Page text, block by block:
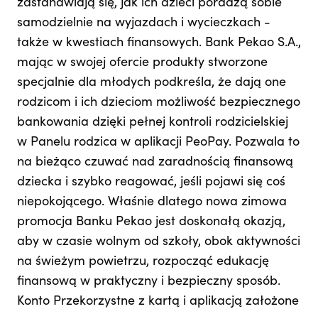
zastanawiają się, jak ich dzieci poradzą sobie
samodzielnie na wyjazdach i wycieczkach -
także w kwestiach finansowych. Bank Pekao S.A.,
mając w swojej ofercie produkty stworzone
specjalnie dla młodych podkreśla, że dają one
rodzicom i ich dzieciom możliwość bezpiecznego
bankowania dzięki pełnej kontroli rodzicielskiej
w Panelu rodzica w aplikacji PeoPay. Pozwala to
na bieżąco czuwać nad zaradnością finansową
dziecka i szybko reagować, jeśli pojawi się coś
niepokojącego. Właśnie dlatego nowa zimowa
promocja Banku Pekao jest doskonałą okazją,
aby w czasie wolnym od szkoły, obok aktywności
na świeżym powietrzu, rozpocząć edukację
finansową w praktyczny i bezpieczny sposób.
Konto Przekorzystne z kartą i aplikacją założone